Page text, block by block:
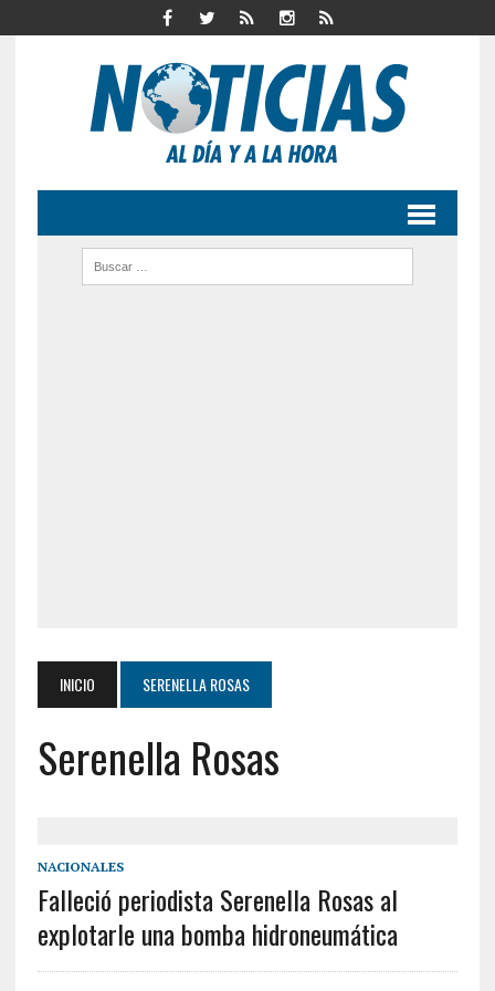
INICIO SERENELLA ROSAS
Serenella Rosas
NACIONALES
Falleció periodista Serenella Rosas al
explotarle una bomba hidroneumática